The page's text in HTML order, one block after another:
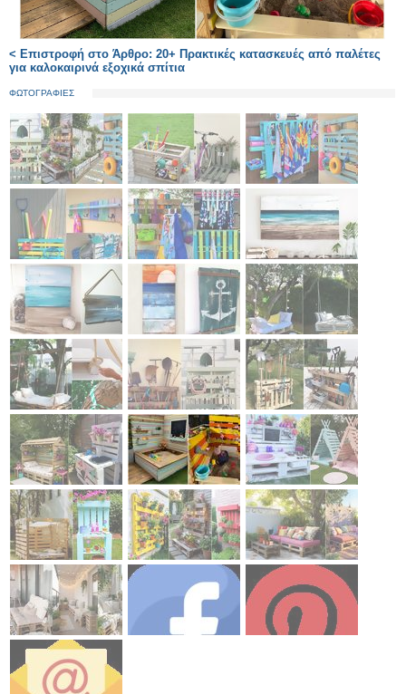
< Επιστροφή στο Άρθρο: 20+ Πρακτικές κατασκευές από παλέτες
για καλοκαιρινά εξοχικά σπίτια
ΦΩΤΟΓΡΑΦΙΕΣ